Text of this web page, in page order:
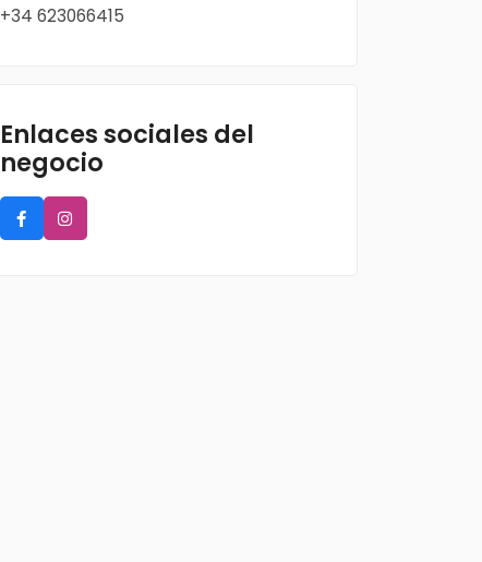
+34 623066415
Enlaces sociales del
negocio